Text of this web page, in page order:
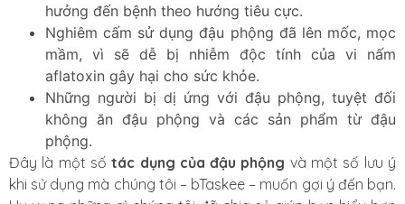
hưởng đến bệnh theo hướng tiêu cực.
Nghiêm cấm sử dụng đậu phộng đã lên mốc, mọc
mầm, vì sẽ dễ bị nhiễm độc tính của vi nấm
aflatoxin gây hại cho sức khỏe.
Những người bị dị ứng với đậu phộng, tuyệt đối
không ăn đậu phộng và các sản phẩm từ đậu
phộng.
Đây là một sốtác dụng của đậu phộng và một số lưu ý
khi sử dụng mà chúng tôi – bTaskee – muốn gợi ý đến bạn.